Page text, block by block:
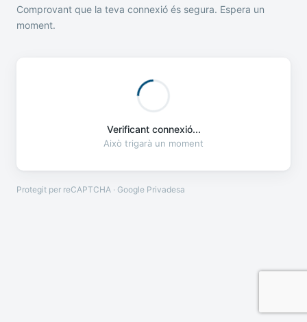
Comprovant que la teva connexió és segura. Espera un
moment.
Verificant connexió...
Això trigarà un moment
Protegit per reCAPTCHA · Google Privadesa